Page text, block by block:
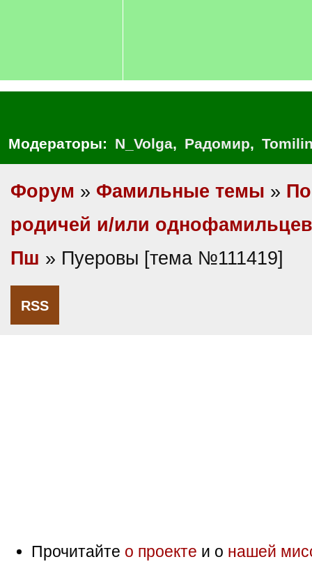
Модераторы: N_Volga, Радомир,
Форум » Фамильные темы »
родичей и/или однофамильцев
Пш » Пуеровы [тема №111419]
RSS
Прочитайте о проекте и о нашей